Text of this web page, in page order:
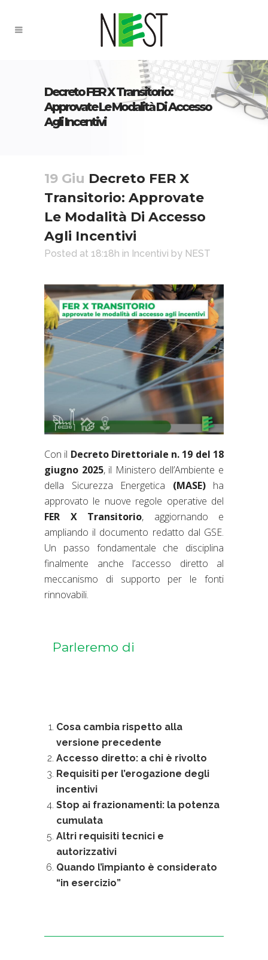
Decreto FER X Transitorio:
Approvate Le Modalità Di Accesso
Agli Incentivi
19 Giu Decreto FER X
Transitorio: Approvate
Le Modalità Di Accesso
Agli Incentivi
Posted at 18:18h in Incentivi by NEST
Con il Decreto Direttoriale n. 19 del 18
giugno 2025, il Ministero dell’Ambiente e
della Sicurezza Energetica (MASE)ha
approvato le nuove regole operative del
FER X Transitorio, aggiornando e
ampliando il documento redatto dal GSE.
Un passo fondamentale che disciplina
finalmente anche l’accesso diretto al
meccanismo di supporto per le fonti
rinnovabili.
Parleremo di
Cosa cambia rispetto alla
versione precedente
Accesso diretto: a chi è rivolto
Requisiti per l’erogazione degli
incentivi
Stop ai frazionamenti: la potenza
cumulata
Altri requisiti tecnici e
autorizzativi
Quando l’impianto è considerato
“in esercizio”